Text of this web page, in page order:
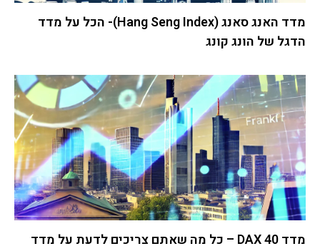
מדד האנג סאנג (Hang Seng Index)- הכל על מדד
הדגל של הונג קונג
מדד DAX 40 – כל מה שאתם צריכים לדעת על מדד